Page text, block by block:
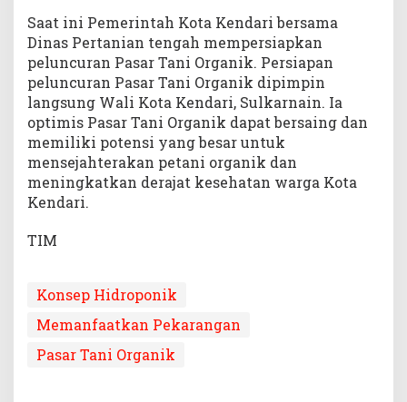
Saat ini Pemerintah Kota Kendari bersama
Dinas Pertanian tengah mempersiapkan
peluncuran Pasar Tani Organik. Persiapan
peluncuran Pasar Tani Organik dipimpin
langsung Wali Kota Kendari, Sulkarnain. Ia
optimis Pasar Tani Organik dapat bersaing dan
memiliki potensi yang besar untuk
mensejahterakan petani organik dan
meningkatkan derajat kesehatan warga Kota
Kendari.
TIM
Konsep Hidroponik
Memanfaatkan Pekarangan
Pasar Tani Organik